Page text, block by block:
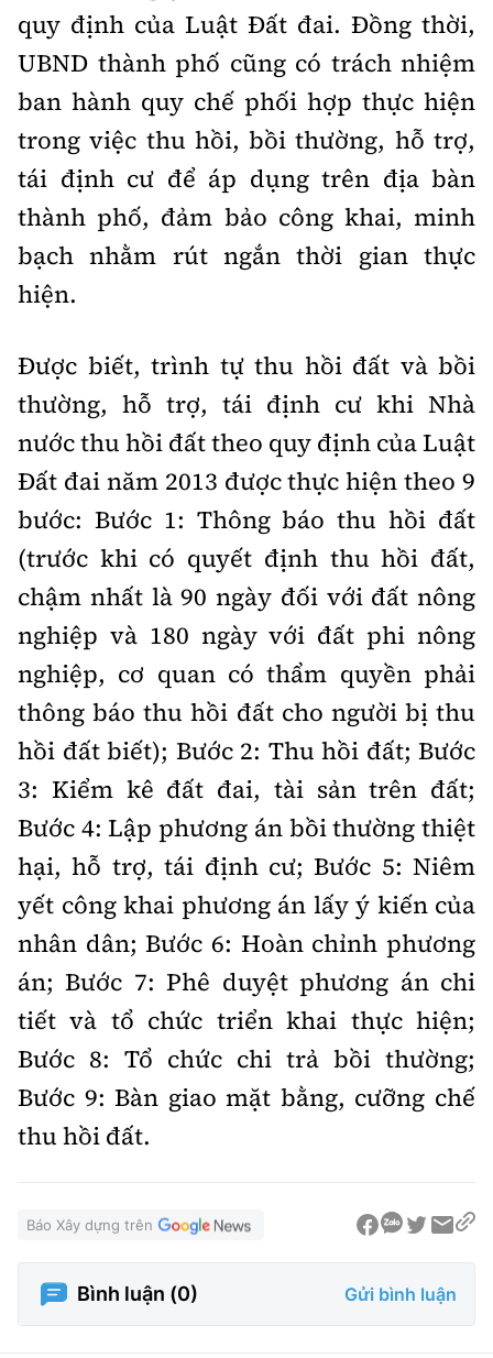
quy định của Luật Đất đai. Đồng thời,
UBND thành phố cũng có trách nhiệm
ban hành quy chế phối hợp thực hiện
trong việc thu hồi, bồi thường, hỗ trợ,
tái định cư để áp dụng trên địa bàn
thành phố, đảm bảo công khai, minh
bạch nhằm rút ngắn thời gian thực
hiện.
Được biết, trình tự thu hồi đất và bồi
thường, hỗ trợ, tái định cư khi Nhà
nước thu hồi đất theo quy định của Luật
Đất đai năm 2013 được thực hiện theo 9
bước: Bước 1: Thông báo thu hồi đất
(trước khi có quyết định thu hồi đất,
chậm nhất là 90 ngày đối với đất nông
nghiệp và 180 ngày với đất phi nông
nghiệp, cơ quan có thẩm quyền phải
thông báo thu hồi đất cho người bị thu
hồi đất biết); Bước 2: Thu hồi đất; Bước
3: Kiểm kê đất đai, tài sản trên đất;
Bước 4: Lập phương án bồi thường thiệt
hại, hỗ trợ, tái định cư; Bước 5: Niêm
yết công khai phương án lấy ý kiến của
nhân dân; Bước 6: Hoàn chỉnh phương
án; Bước 7: Phê duyệt phương án chi
tiết và tổ chức triển khai thực hiện;
Bước 8: Tổ chức chi trả bồi thường;
Bước 9: Bàn giao mặt bằng, cưỡng chế
thu hồi đất.
Báo Xây dựng trên
Bình luận (0) Gửi bình luận